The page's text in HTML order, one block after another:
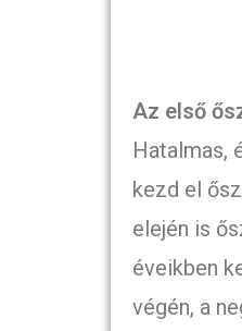
Az első
Hatalmas,
kezd el
elején is
éveikben
végén, a